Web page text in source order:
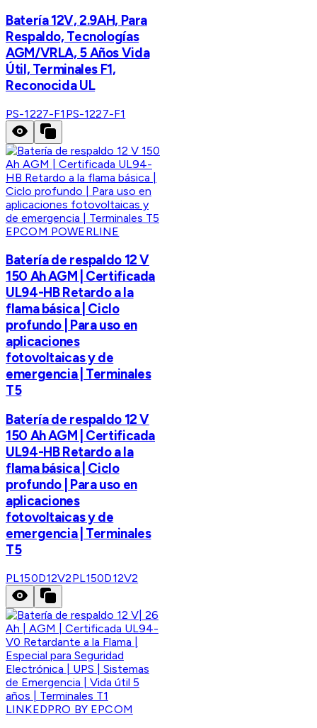
Batería 12V, 2.9AH, Para
Respaldo, Tecnologías
AGM/VRLA, 5 Años Vida
Útil, Terminales F1,
Reconocida UL
PS-1227-F1 PS-1227-F1
EPCOM POWERLINE
Batería de respaldo 12 V
150 Ah AGM | Certificada
UL94-HB Retardo a la
flama básica | Ciclo
profundo | Para uso en
aplicaciones
fotovoltaicas y de
emergencia | Terminales
T5
Batería de respaldo 12 V
150 Ah AGM | Certificada
UL94-HB Retardo a la
flama básica | Ciclo
profundo | Para uso en
aplicaciones
fotovoltaicas y de
emergencia | Terminales
T5
PL150D12V2PL150D12V2
LINKEDPRO BY EPCOM